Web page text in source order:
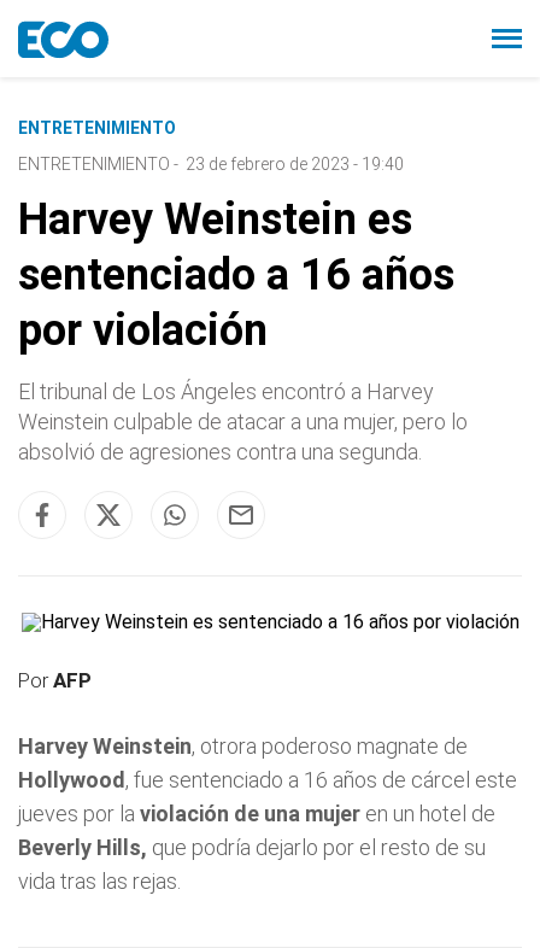
ENTRETENIMIENTO
ENTRETENIMIENTO - 23 de febrero de 2023 - 19:40
Harvey Weinstein es
sentenciado a 16 años
por violación
El tribunal de Los Ángeles encontró a Harvey
Weinstein culpable de atacar a una mujer, pero lo
absolvió de agresiones contra una segunda.
PorAFP
Harvey Weinstein, otrora poderoso magnate de
Hollywood , fue sentenciado a 16 años de cárcel este
jueves por la violación de una mujer en un hotel de
Beverly Hills, que podría dejarlo por el resto de su
vida tras las rejas.